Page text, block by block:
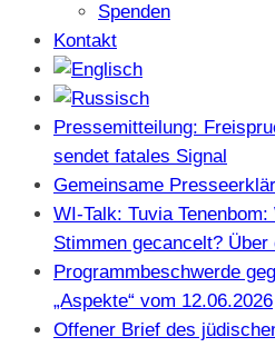
Spenden
Kontakt
Pressemitteilung:
sendet fatales Signal
Gemeinsame
WI-Talk: Tuvia
Stimmen gecancelt?
Programmbeschwerde
„Aspekte“ vom 12.06.2026
Offener Brief des